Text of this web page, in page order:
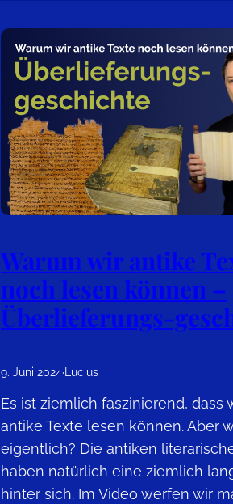
Warum wir antike
noch lesen können –
Überlieferungs-
9. Juni 2024·Lucius
Es ist ziemlich faszinierend, dass
antike Texte lesen können. Aber
eigentlich? Die antiken
haben natürlich eine ziemlich
hinter sich. Im Video werfen wir